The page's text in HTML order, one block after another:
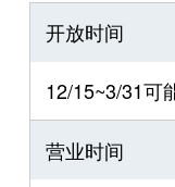
开放时间
12/15~3/31可
营业时间